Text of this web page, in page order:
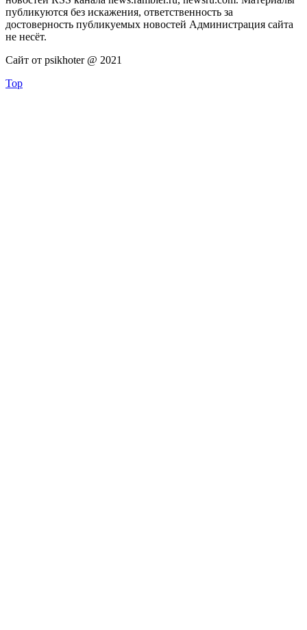
публикуются без искажения, ответственность за
достоверность публикуемых новостей Администрация сайта
не несёт.
Сайт от psikhoter @ 2021
Top